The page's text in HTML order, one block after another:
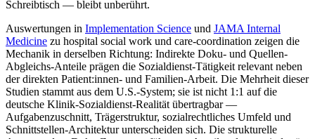
Schreibtisch — bleibt unberührt.
Auswertungen in Implementation Science und JAMA Internal
Medicine zu hospital social work und care-coordination zeigen die
Mechanik in derselben Richtung: Indirekte Doku- und Quellen-
Abgleichs-Anteile prägen die Sozialdienst-Tätigkeit relevant neben
der direkten Patient:innen- und Familien-Arbeit. Die Mehrheit dieser
Studien stammt aus dem U.S.-System; sie ist nicht 1:1 auf die
deutsche Klinik-Sozialdienst-Realität übertragbar —
Aufgabenzuschnitt, Trägerstruktur, sozialrechtliches Umfeld und
Schnittstellen-Architektur unterscheiden sich. Die strukturelle